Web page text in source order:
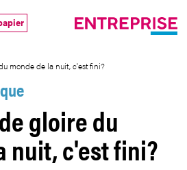
monde de la nuit, c'est fini?
gloire du
nuit, c'est fini?